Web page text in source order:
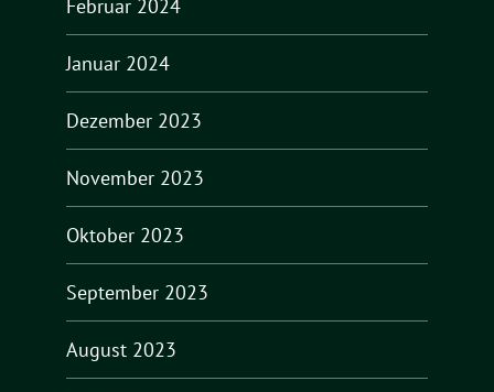
Februar 2024
Januar 2024
Dezember 2023
November 2023
Oktober 2023
September 2023
August 2023